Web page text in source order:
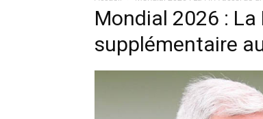
Mondial 2026 : La
supplémentaire